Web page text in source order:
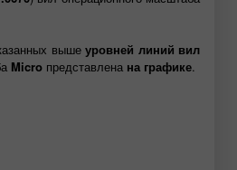
вышеуровней линий вил
Micro представлена на графике.